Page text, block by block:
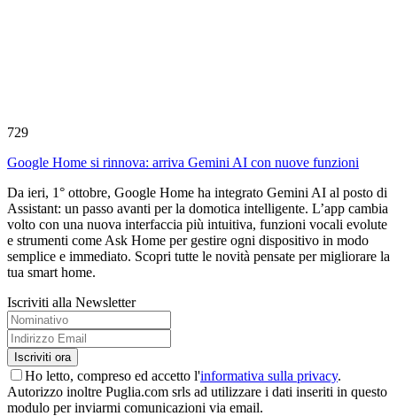
729
Google Home si rinnova: arriva Gemini AI con nuove funzioni
Da ieri, 1° ottobre, Google Home ha integrato Gemini AI al posto di
Assistant: un passo avanti per la domotica intelligente. L’app cambia
volto con una nuova interfaccia più intuitiva, funzioni vocali evolute
e strumenti come Ask Home per gestire ogni dispositivo in modo
semplice e immediato. Scopri tutte le novità pensate per migliorare la
tua smart home.
Iscriviti alla Newsletter
Ho letto, compreso ed accetto l'informativa sulla privacy.
Autorizzo inoltre Puglia.com srls ad utilizzare i dati inseriti in questo
modulo per inviarmi comunicazioni via email.